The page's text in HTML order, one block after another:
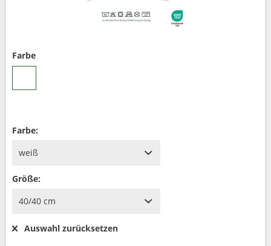
Farbe
Farbe:
Größe:
Auswahl zurücksetzen